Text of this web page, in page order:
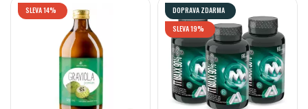
SLEVA 14%
DOPRAVA ZDARMA
SLEVA 19%